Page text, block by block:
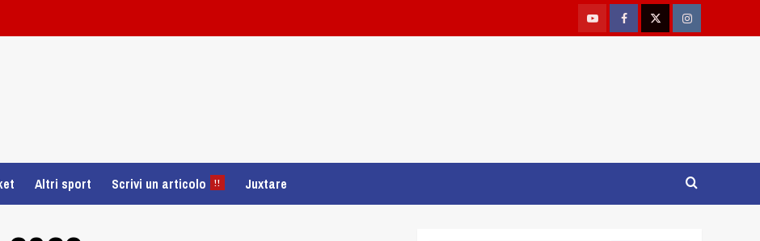
YoutubeFacebookTwitterInstagram
Altri sport Scrivi un articolo !! Juxtare